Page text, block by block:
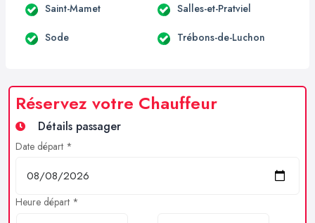
Saint-Mamet Salles-et-Pratviel
Sode Trébons-de-Luchon
Réservez votre Chauffeur
Détails passager
Date départ *
Heure départ *